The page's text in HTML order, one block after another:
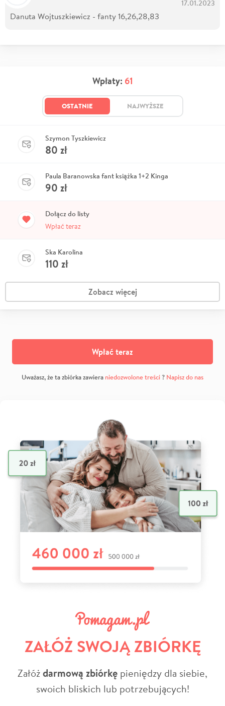
17.01.2023
Danuta Wojtuszkiewicz - fanty 16,26,28,83
Wpłaty: 61
OSTATNIE NAJWYŻSZE
Szymon Tyszkiewicz
80 zł
Paula Baranowska fant książka 1+2 Kinga
90 zł
Dołącz do listy
Wpłać teraz
Ska Karolina
110 zł
Zobacz więcej
Wpłać teraz
Uważasz, że ta zbiórka zawiera niedozwolone treści? Napisz do nas
ZAŁÓŻ SWOJĄ ZBIÓRKĘ
Załóżdarmową zbiórkę pieniędzy dla siebie,
swoich bliskich lub potrzebujących!